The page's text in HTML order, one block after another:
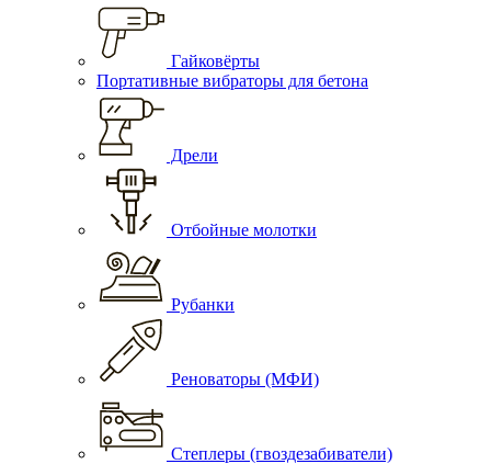
Гайковёрты
Портативные вибраторы для бетона
Дрели
Отбойные молотки
Рубанки
Реноваторы (МФИ)
Степлеры (гвоздезабиватели)